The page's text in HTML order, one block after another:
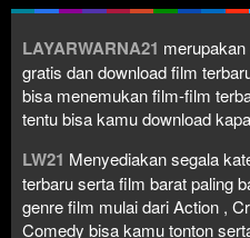
LAYARWARNA21
gratis dan download film
bisa menemukan film-film
tentu bisa kamu download
LW21 Menyediakan segala
terbaru serta film barat paling
genre film mulai dari Action ,
Comedy bisa kamu tonton